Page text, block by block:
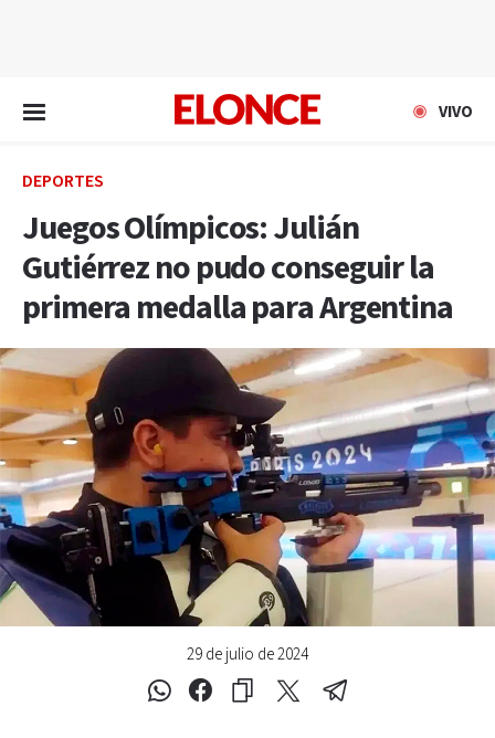
VIVO
DEPORTES
Juegos Olímpicos: Julián
Gutiérrez no pudo conseguir la
primera medalla para Argentina
29 de julio de 2024